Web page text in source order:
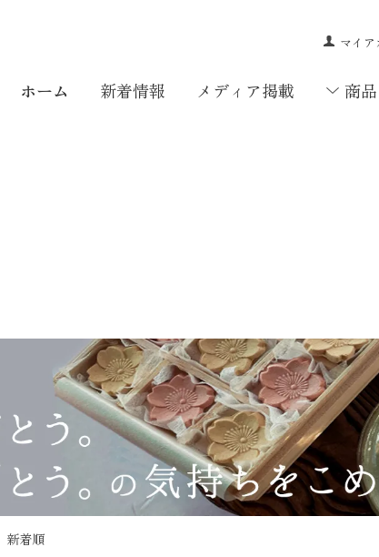
マイア
ホーム 新着情報 メディア掲載 商品
新着順